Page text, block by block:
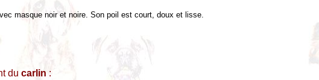
masque noir et noire. Son poil est court, doux et lisse.
du carlin :